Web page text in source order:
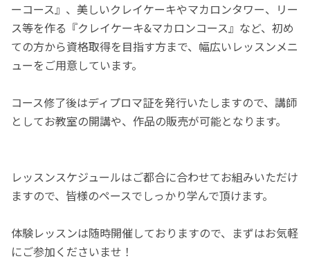
ーコース』、美しいクレイケーキやマカロンタワー、リー
ス等を作る『クレイケーキ&マカロンコース』など、初め
ての方から資格取得を目指す方まで、幅広いレッスンメニ
ューをご用意しています。
コース修了後はディプロマ証を発行いたしますので、講師
としてお教室の開講や、作品の販売が可能となります。
レッスンスケジュールはご都合に合わせてお組みいただけ
ますので、皆様のペースでしっかり学んで頂けます。
体験レッスンは随時開催しておりますので、まずはお気軽
にご参加くださいませ！